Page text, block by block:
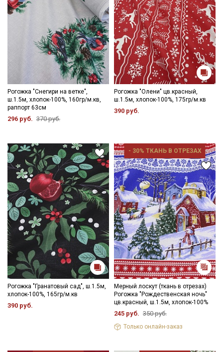
Рогожка "Снегири на ветке",
ш.1.5м, хлопок-100%, 160гр/м.кв,
раппорт 63см
296 руб. 370 руб.
Рогожка "Олени" цв.красный,
ш.1.5м, хлопок-100%, 175гр/м.кв
390 руб.
Рогожка "Гранатовый сад", ш.1.5м,
хлопок-100%, 165гр/м.кв
390 руб.
- 30% ТКАНЬ В ОТРЕЗАХ
Мерный лоскут (ткань в отрезах)
Рогожка "Рождественская ночь"
цв.красный, ш.1.5м, хлопок-100%
245 руб. 350 руб.
Только онлайн-заказ
Даю
Согласие на получение рекламных и
информационных рассылок